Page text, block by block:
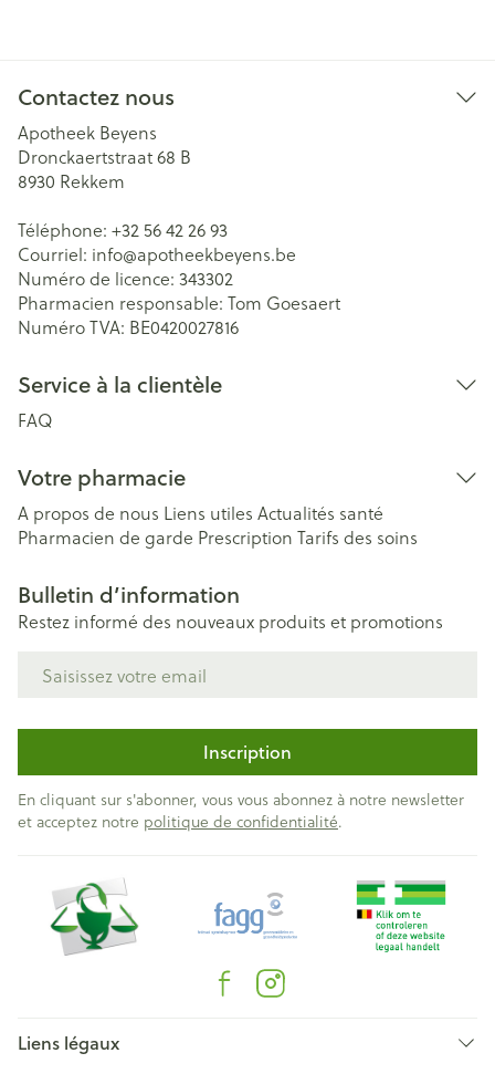
Contactez nous
Apotheek Beyens
Dronckaertstraat 68 B
8930 Rekkem
Téléphone: +32 56 42 26 93
Courriel: info@apotheekbeyens.be
Numéro de licence: 343302
Pharmacien responsable: Tom Goesaert
Numéro TVA: BE0420027816
Service à la clientèle
FAQ
Votre pharmacie
A propos de nous Liens utiles Actualités santé
Pharmacien de garde Prescription Tarifs des soins
Bulletin d’information
Restez informé des nouveaux produits et promotions
Inscription
En cliquant sur s'abonner, vous vous abonnez à notre newsletter
et acceptez notre politique de confidentialité.
Liens légaux